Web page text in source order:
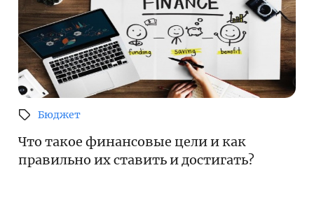
Бюджет
Что такое финансовые цели и как
правильно их ставить и достигать?